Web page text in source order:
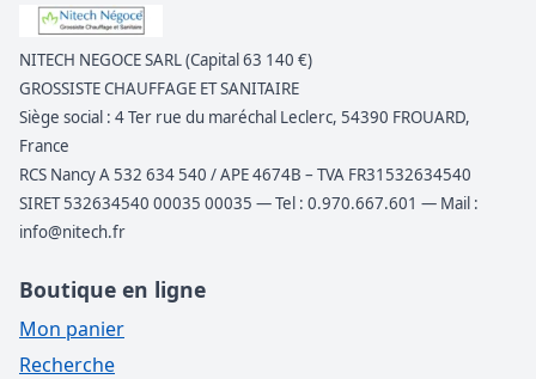
NITECH NEGOCE SARL (Capital 63 140 €)
GROSSISTE CHAUFFAGE ET SANITAIRE
Siège social : 4 Ter rue du maréchal Leclerc, 54390 FROUARD,
France
RCS Nancy A 532 634 540 / APE 4674B – TVA FR31532634540
SIRET 532634540 00035 00035 — Tel : 0.970.667.601 — Mail :
info@nitech.fr
Boutique en ligne
Mon panier
Recherche